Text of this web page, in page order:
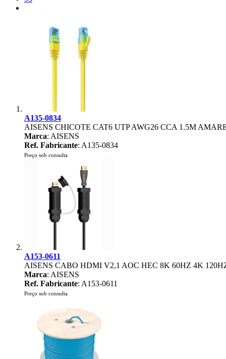
A135-0834
AISENS CHICOTE CAT6 UTP AWG26 CCA 1.5M
Marca: AISENS
Ref. Fabricante: A135-0834
Preço sob consulta
A153-0611
AISENS CABO HDMI V2,1 AOC HEC 8K 60HZ 4K
Marca: AISENS
Ref. Fabricante: A153-0611
Preço sob consulta